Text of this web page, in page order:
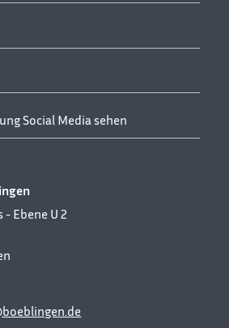
Social Media sehen
- Ebene U 2